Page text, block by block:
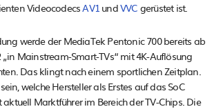
VideocodecsAV1 undVVC gerüstet ist.
werde der MediaTek Pentonic 700 bereits ab
Mainstream-Smart-TVs“ mit 4K-Auflösung
Das klingt nach einem sportlichen Zeitplan.
welche Hersteller als Erstes auf das SoC
Marktführer im Bereich der TV-Chips. Die